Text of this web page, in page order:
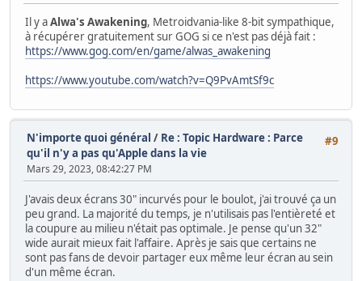
Il y aAlwa's Awakening, Metroidvania-like 8-bit sympathique,
à récupérer gratuitement sur GOG si ce n'est pas déjà fait :
https://www.gog.com/en/game/alwas_awakening
https://www.youtube.com/watch?v=Q9PvAmtSf9c
#9
N'importe quoi général / Re : Topic Hardware : Parce
qu'il n'y a pas qu'Apple dans la vie
Mars 29, 2023, 08:42:27 PM
J'avais deux écrans 30" incurvés pour le boulot, j'ai trouvé ça un
peu grand. La majorité du temps, je n'utilisais pas l'entièreté et
la coupure au milieu n'était pas optimale. Je pense qu'un 32"
wide aurait mieux fait l'affaire. Après je sais que certains ne
sont pas fans de devoir partager eux même leur écran au sein
d'un même écran.